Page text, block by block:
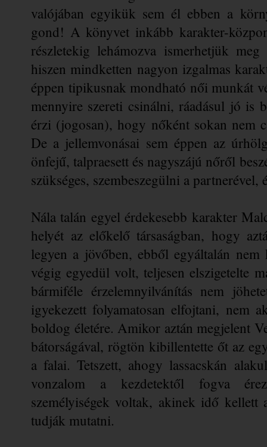
valójában egyikük sem él ebben a
gond! A könyvet inkább karakter-
részletekig lehámozva ismerhetjük
hiszen mindketten nagyon izgalmas
éppen tipikusnak mondható női munkát
mennyire szereti csinálni, ráadásul jó is
érzi (jogosan), hogy nőként sokan nem
De a jellemvonásai sem éppen az
önfejű, talpraesett és nagyszájú nőről
szükséges, szembeszegülni a
Nála talán egyel érdekesebb karakter
helyét az előkelő társaságban, hogy
legyen a jövőben, ebből egyáltalán
végig egyedül volt, teljesen elszigetelte
bármiféle érzelemnyilvánítás nem
igyekezett folyamatosan elfojtani, nem
boldog életére. Amikor aztán megjelent
bátorságával, rögtön kibillentette őt az
a falai. Tetszett, ahogy lassacskán
vonzalom a kezdetektől fogva
személyiségek voltak, akinek idő
tudják mutatni.